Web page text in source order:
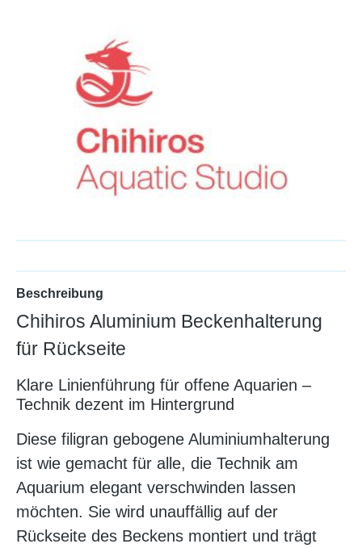
Beschreibung
Chihiros Aluminium Beckenhalterung
für Rückseite
Klare Linienführung für offene Aquarien –
Technik dezent im Hintergrund
Diese filigran gebogene Aluminiumhalterung
ist wie gemacht für alle, die Technik am
Aquarium elegant verschwinden lassen
möchten. Sie wird unauffällig auf der
Rückseite des Beckens montiert und trägt